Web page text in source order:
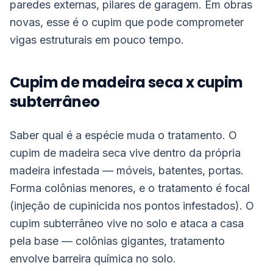
paredes externas, pilares de garagem. Em obras
novas, esse é o cupim que pode comprometer
vigas estruturais em pouco tempo.
Cupim de madeira seca x cupim
subterrâneo
Saber qual é a espécie muda o tratamento. O
cupim de madeira seca vive dentro da própria
madeira infestada — móveis, batentes, portas.
Forma colônias menores, e o tratamento é focal
(injeção de cupinicida nos pontos infestados). O
cupim subterrâneo vive no solo e ataca a casa
pela base — colônias gigantes, tratamento
envolve barreira química no solo.